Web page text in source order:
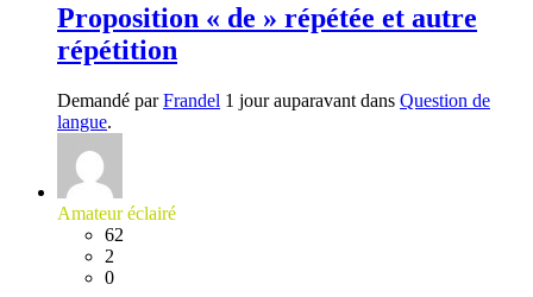
Proposition « de » répétée et autre
répétition
Demandé parFrandel 1 jour auparavant dans Question de
langue.
Amateur éclairé
62
2
0